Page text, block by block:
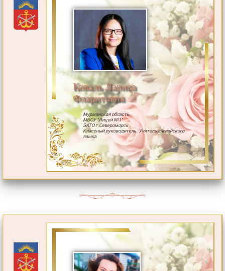
Коваль Лариса
Фларитовна
Мурманская область
МБОУ "Лицей №1"
ЗАТО г.Североморск
Классный руководитель. Учитель английского
языка